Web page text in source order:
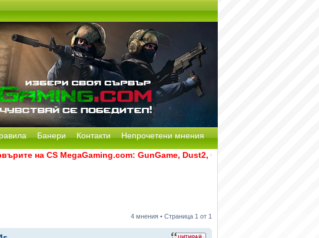
Банери Контакти Непрочетени мнения
на CS MegaGaming.com: GunGame, Dust2, CS:GO Remake [Multi-Mod] и
4 мнения • Страница 1 от 1